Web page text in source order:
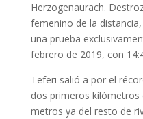
Herzogenaurach.
femenino de la
una prueba
febrero de 2019, con
Teferi salió a por el
dos primeros kilómetros
metros ya del resto de